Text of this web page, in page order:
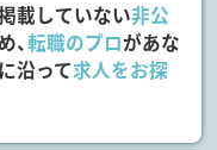
載していない非公
、転職のプロがあな
沿って求人をお探